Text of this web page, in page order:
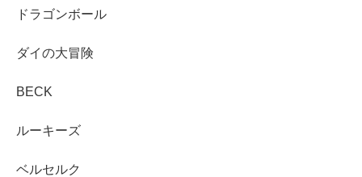
ドラゴンボール
ダイの大冒険
BECK
ルーキーズ
ベルセルク